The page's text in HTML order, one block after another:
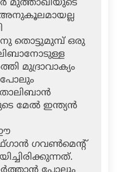
മുത്താഖിയുടെ
തൊട്ടുമുമ്പ് ഒരു
മുദ്രാവാക്യം
പോലും
മേല്‍ ഇന്ത്യന്‍
ഈ
ഗവണ്‍മെന്റ്